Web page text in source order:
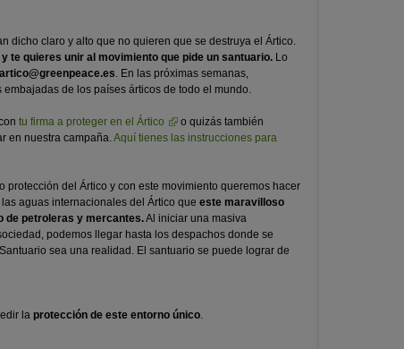
dicho claro y alto que no quieren que se destruya el Ártico.
te quieres unir al movimiento que pide un santuario. Lo
. En las próximas semanas,
de los países árticos de todo el mundo.
tu firma a proteger en el Ártico
o quizás también
en nuestra campaña.Aquí tienes las instrucciones para
protección del Ártico y con este movimiento queremos hacer
aguas internacionales del Ártico que este maravilloso
de petroleras y mercantes.Al iniciar una masiva
podemos llegar hasta los despachos donde se
sea una realidad. El santuario se puede lograr de
la protección de este entorno único.